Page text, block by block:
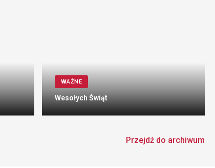
WAŻNE
Wesołych Świąt
Przejdź do archiwum